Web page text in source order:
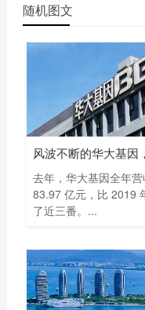
随机图文
去年，华大基因全年营
83.97 亿元，比 2019
了近三番。...